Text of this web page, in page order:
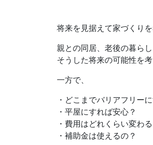
将来を見据えて家づくり
親との同居、老後の暮ら
そうした将来の可能性を
一方で、
・どこまでバリアフリー
・平屋にすれば安心？
・費用はどれくらい変わる
・補助金は使えるの？